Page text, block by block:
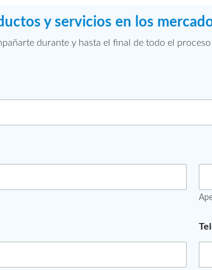
y servicios en los
durante y hasta el final de todo el